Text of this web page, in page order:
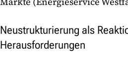
Neustrukturierung als
Herausforderungen